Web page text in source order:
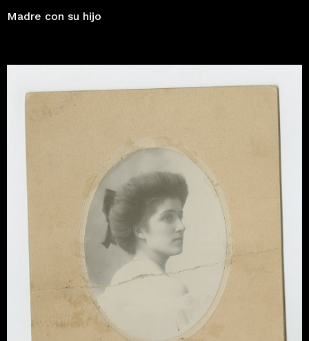
Madre con su hijo